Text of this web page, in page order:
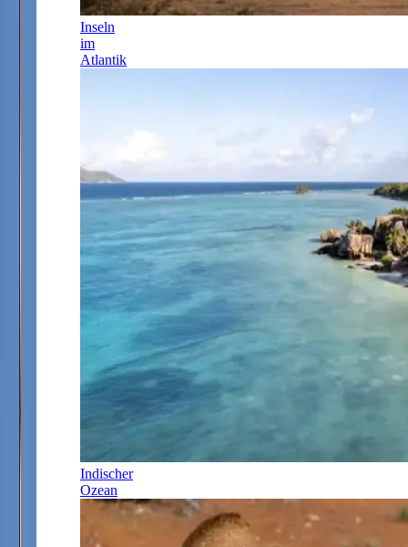
Inseln
im
Atlantik
Indischer
Ozean